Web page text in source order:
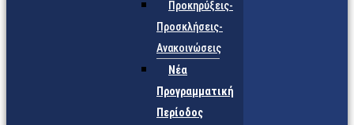
Προκηρύξεις-
Προσκλήσεις-
Ανακοινώσεις
Νέα
Προγραμματική
Περίοδος